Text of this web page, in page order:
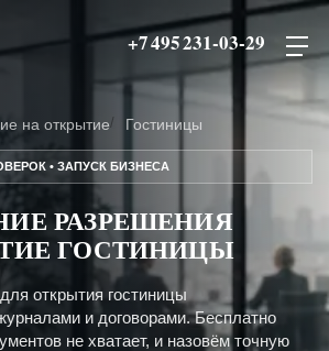
+7 495 231-03-29
на открытие Гостиницы
• ЗАПУСК БИЗНЕСА
РАЗРЕШЕНИЯ
ГОСТИНИЦЫ
открытия гостиницы
и договорами. Бесплатно
не хватает, и назовём точную